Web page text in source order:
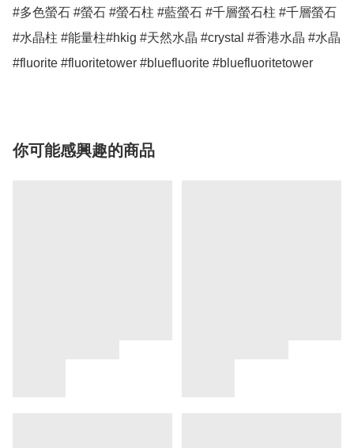
#多色螢石 #螢石 #螢石柱 #藍螢石 #千層螢石柱 #千層螢石
#水晶柱 #能量柱#hkig #天然水晶 #crystal #香港水晶 #水晶
#fluorite #fluoritetower #bluefluorite #bluefluoritetower
你可能感興趣的商品